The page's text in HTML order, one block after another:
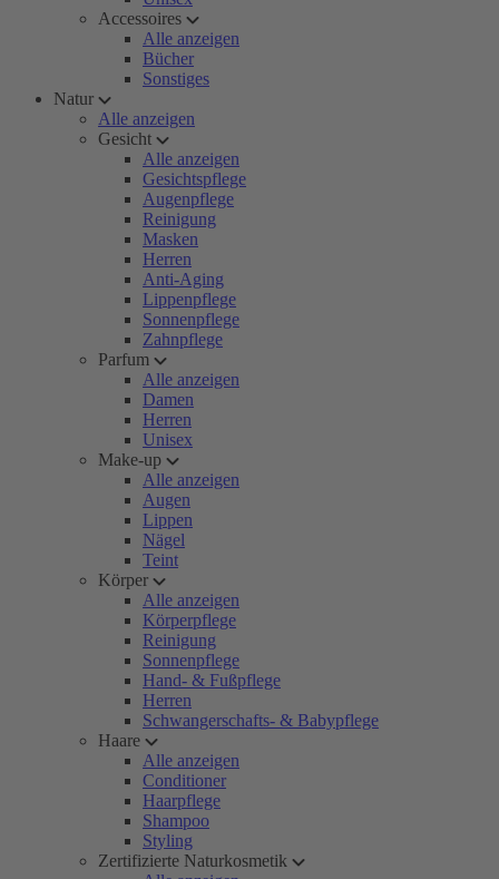
Accessoires
Alle anzeigen
Bücher
Sonstiges
Natur
Alle anzeigen
Gesicht
Alle anzeigen
Gesichtspflege
Augenpflege
Reinigung
Masken
Herren
Anti-Aging
Lippenpflege
Sonnenpflege
Zahnpflege
Parfum
Alle anzeigen
Damen
Herren
Unisex
Make-up
Alle anzeigen
Augen
Lippen
Nägel
Teint
Körper
Alle anzeigen
Körperpflege
Reinigung
Sonnenpflege
Hand- & Fußpflege
Herren
Schwangerschafts- & Babypflege
Haare
Alle anzeigen
Conditioner
Haarpflege
Shampoo
Styling
Zertifizierte Naturkosmetik